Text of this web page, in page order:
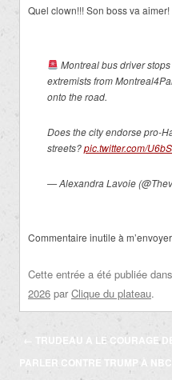
Quel clown!!! Son boss va aimer!
Montreal bus driver
extremists from
onto the road.
Does the city endorse pro-
streets?pic.twitter.com/
— Alexandra Lavoie
Commentaire inutile à
Cette entrée a été publiée dans
2026 par Clique du plateau.
Navigation
des
←
TRUDEAU A LE COURAGE
PARLER CONTRE TRUMP À NBC!